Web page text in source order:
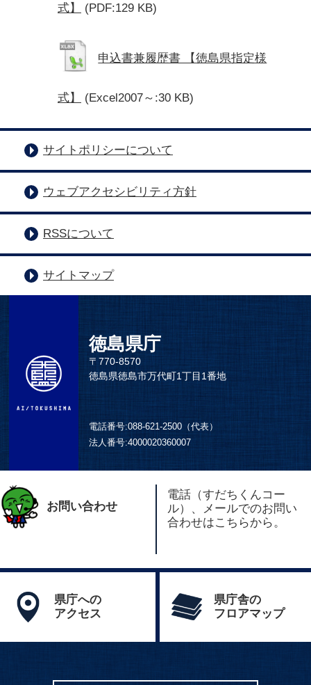
式】 (PDF:129 KB)
申込書兼履歴書 【徳島県指定様
式】 (Excel2007～:30 KB)
サイトポリシーについて
ウェブアクセシビリティ方針
RSSについて
サイトマップ
徳島県庁
〒770-8570
徳島県徳島市万代町1丁目1番地
電話番号:088-621-2500（代表）
法人番号:4000020360007
お問い合わせ
電話（すだちくんコー
ル）、メールでのお問い
合わせはこちらから。
県庁への
アクセス
県庁舎の
フロアマップ